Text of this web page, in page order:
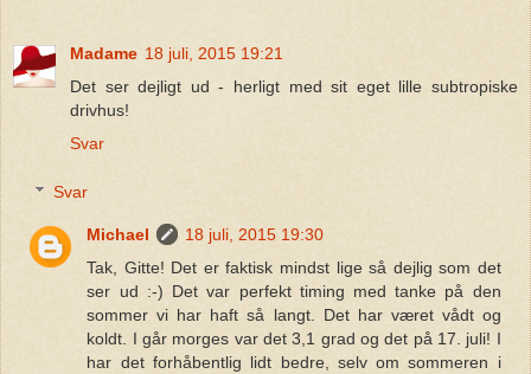
Madame 18 juli, 2015 19:21
Det ser dejligt ud - herligt med sit eget lille subtropiske
drivhus!
Svar
Svar
Michael
18 juli, 2015 19:30
Tak, Gitte! Det er faktisk mindst lige så dejlig som det
ser ud :-) Det var perfekt timing med tanke på den
sommer vi har haft så langt. Det har været vådt og
koldt. I går morges var det 3,1 grad og det på 17. juli! I
har det forhåbentlig lidt bedre, selv om sommeren i